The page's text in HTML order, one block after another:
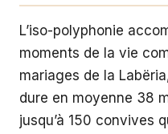
L’iso-polyphonie
moments de la vie
mariages de la
dure en moyenne 38
jusqu’à 150 convives